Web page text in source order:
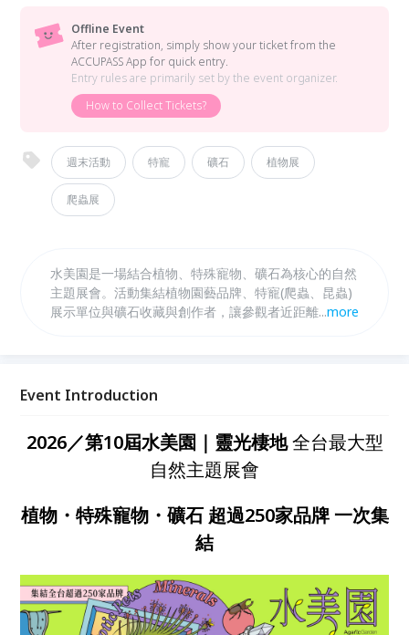
Offline Event
After registration, simply show your ticket from the
ACCUPASS App for quick entry.
Entry rules are primarily set by the event organizer.
How to Collect Tickets?
週末活動 特寵 礦石 植物展
爬蟲展
水美園是一場結合植物、特殊寵物、礦石為核心的自然
主題展會。活動集結植物園藝品牌、特寵(爬蟲、昆蟲)
展示單位與礦石收藏與創作者，讓參觀者近距離感受生
飲休閒，讓人在輕鬆流動的空間中，與自然重新建立連
...more
Event Introduction
2026／第10屆水美園｜靈光棲地全台最大型
自然主題展會
植物・ 特殊寵物・ 礦石 超過250家品牌 一次集
結